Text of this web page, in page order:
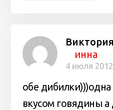
Виктория
инна
4 июля
обе дибилки)))одна
вкусом говядины а